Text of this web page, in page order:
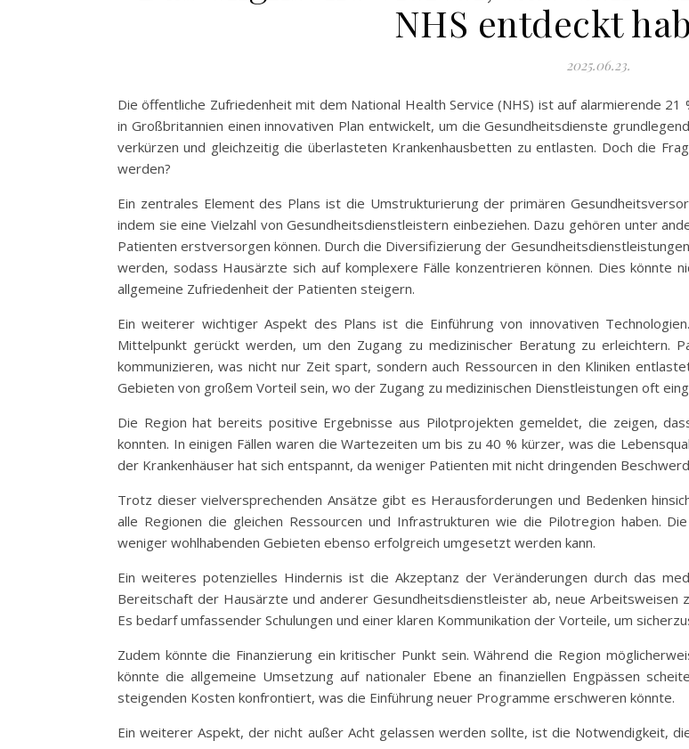
NHS entdeckt
2025.06.23.
Die öffentliche Zufriedenheit mit dem National Health Service (NHS) ist auf alarmierende
in Großbritannien einen innovativen Plan entwickelt, um die Gesundheitsdienste
verkürzen und gleichzeitig die überlasteten Krankenhausbetten zu entlasten. Doch die
werden?
Ein zentrales Element des Plans ist die Umstrukturierung der primären
indem sie eine Vielzahl von Gesundheitsdienstleistern einbeziehen. Dazu gehören unter
Patienten erstversorgen können. Durch die Diversifizierung der
werden, sodass Hausärzte sich auf komplexere Fälle konzentrieren können. Dies könnte
allgemeine Zufriedenheit der Patienten steigern.
Ein weiterer wichtiger Aspekt des Plans ist die Einführung von innovativen
Mittelpunkt gerückt werden, um den Zugang zu medizinischer Beratung zu erleichtern.
kommunizieren, was nicht nur Zeit spart, sondern auch Ressourcen in den Kliniken
Gebieten von großem Vorteil sein, wo der Zugang zu medizinischen Dienstleistungen oft
Die Region hat bereits positive Ergebnisse aus Pilotprojekten gemeldet, die zeigen,
konnten. In einigen Fällen waren die Wartezeiten um bis zu 40 % kürzer, was die
der Krankenhäuser hat sich entspannt, da weniger Patienten mit nicht dringenden
Trotz dieser vielversprechenden Ansätze gibt es Herausforderungen und Bedenken
alle Regionen die gleichen Ressourcen und Infrastrukturen wie die Pilotregion haben.
weniger wohlhabenden Gebieten ebenso erfolgreich umgesetzt werden kann.
Ein weiteres potenzielles Hindernis ist die Akzeptanz der Veränderungen durch das
Bereitschaft der Hausärzte und anderer Gesundheitsdienstleister ab, neue Arbeitsweisen
Es bedarf umfassender Schulungen und einer klaren Kommunikation der Vorteile, um
Zudem könnte die Finanzierung ein kritischer Punkt sein. Während die Region
könnte die allgemeine Umsetzung auf nationaler Ebene an finanziellen Engpässen
steigenden Kosten konfrontiert, was die Einführung neuer Programme erschweren könnte.
Ein weiterer Aspekt, der nicht außer Acht gelassen werden sollte, ist die Notwendigkeit,